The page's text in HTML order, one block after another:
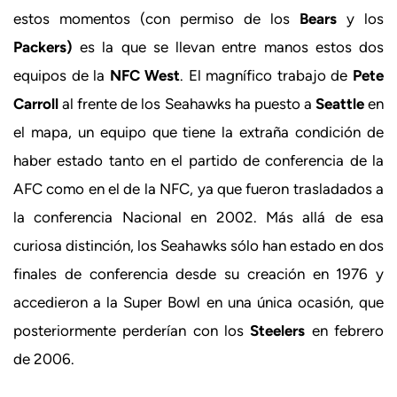
estos momentos (con permiso de los Bears y los
Packers) es la que se llevan entre manos estos dos
equipos de la NFC West. El magnífico trabajo de Pete
Carroll al frente de los Seahawks ha puesto a Seattleen
el mapa, un equipo que tiene la extraña condición de
haber estado tanto en el partido de conferencia de la
AFC como en el de la NFC, ya que fueron trasladados a
la conferencia Nacional en 2002. Más allá de esa
curiosa distinción, los Seahawks sólo han estado en dos
finales de conferencia desde su creación en 1976 y
accedieron a la Super Bowl en una única ocasión, que
posteriormente perderían con losSteelers en febrero
de 2006.